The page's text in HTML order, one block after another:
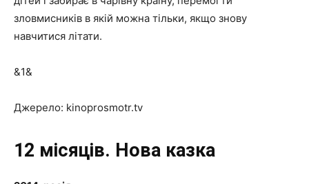
зловмисників в якій можна тільки, якщо знову
навчитися літати.
&1&
Джерело: kinoprosmotr.tv
12 місяців. Нова казка